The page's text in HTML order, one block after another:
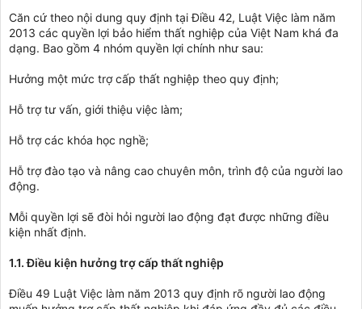
Căn cứ theo nội dung quy định tại Điều 42, Luật Việc làm năm
2013 các quyền lợi bảo hiểm thất nghiệp của Việt Nam khá đa
dạng. Bao gồm 4 nhóm quyền lợi chính như sau:
Hưởng một mức trợ cấp thất nghiệp theo quy định;
Hỗ trợ tư vấn, giới thiệu việc làm;
Hỗ trợ các khóa học nghề;
Hỗ trợ đào tạo và nâng cao chuyên môn, trình độ của người lao
động.
Mỗi quyền lợi sẽ đòi hỏi người lao động đạt được những điều
kiện nhất định.
1.1. Điều kiện hưởng trợ cấp thất nghiệp
Điều 49 Luật Việc làm năm 2013 quy định rõ người lao động